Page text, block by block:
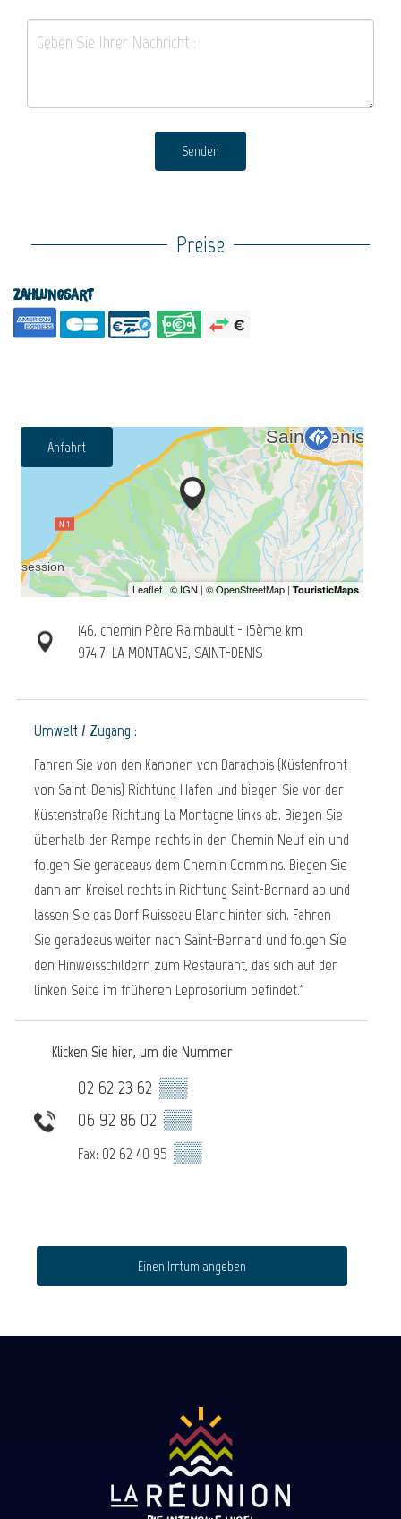
Senden
Preise
Zahlungsart
Anfahrt
146, chemin Père Raimbault - 15ème km
97417 LA MONTAGNE, SAINT-DENIS
Umwelt / Zugang :
Fahren Sie von den Kanonen von Barachois (Küstenfront
von Saint-Denis) Richtung Hafen und biegen Sie vor der
Küstenstraße Richtung La Montagne links ab. Biegen Sie
überhalb der Rampe rechts in den Chemin Neuf ein und
folgen Sie geradeaus dem Chemin Commins. Biegen Sie
dann am Kreisel rechts in Richtung Saint-Bernard ab und
lassen Sie das Dorf Ruisseau Blanc hinter sich. Fahren
Sie geradeaus weiter nach Saint-Bernard und folgen Sie
den Hinweisschildern zum Restaurant, das sich auf der
linken Seite im früheren Leprosorium befindet."
Klicken Sie hier, um die Nummer
02 62 23 62 ▒▒
06 92 86 02 ▒▒
Fax: 02 62 40 95 ▒▒
Einen Irrtum angeben